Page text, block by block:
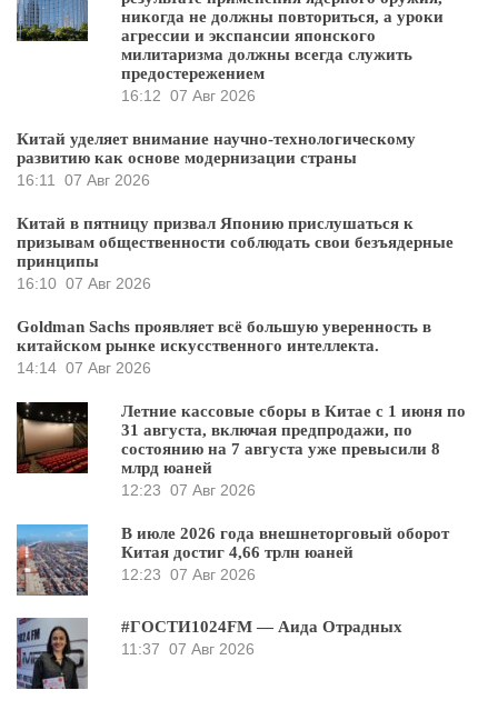
никогда не должны повториться, а уроки
агрессии и экспансии японского
милитаризма должны всегда служить
предостережением
16:12 07 Авг 2026
Китай уделяет внимание научно-технологическому
развитию как основе модернизации страны
16:11
07 Авг 2026
Китай в пятницу призвал Японию прислушаться к
призывам общественности соблюдать свои безъядерные
принципы
16:10 07 Авг 2026
Goldman Sachs проявляет всё большую уверенность в
китайском рынке искусственного интеллекта.
14:14 07 Авг 2026
Летние кассовые сборы в Китае с 1 июня по
31 августа, включая предпродажи, по
состоянию на 7 августа уже превысили 8
млрд юаней
12:23 07 Авг 2026
В июле 2026 года внешнеторговый оборот
Китая достиг 4,66 трлн юаней
12:23 07 Авг 2026
#ГОСТИ1024FM — Аида Отрадных
11:37 07 Авг 2026